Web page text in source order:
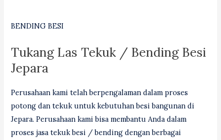
BENDING BESI
Tukang Las Tekuk / Bending Besi
Jepara
Perusahaan kami telah berpengalaman dalam proses
potong dan tekuk untuk kebutuhan besi bangunan di
Jepara. Perusahaan kami bisa membantu Anda dalam
proses jasa tekuk besi / bending dengan berbagai